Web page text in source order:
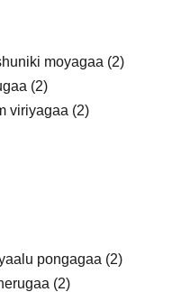
moyagaa (2)
(2)
viriyagaa (2)
pongagaa (2)
(2)